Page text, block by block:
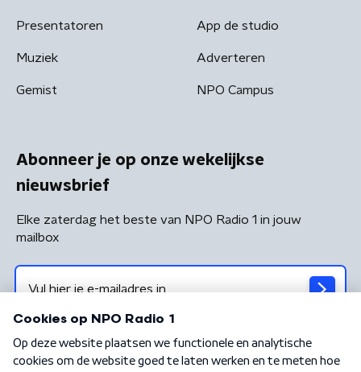
Presentatoren
Muziek
Gemist
App de studio
Adverteren
NPO Campus
Abonneer je op onze wekelijkse
nieuwsbrief
Elke zaterdag het beste van NPO Radio 1 in jouw
mailbox